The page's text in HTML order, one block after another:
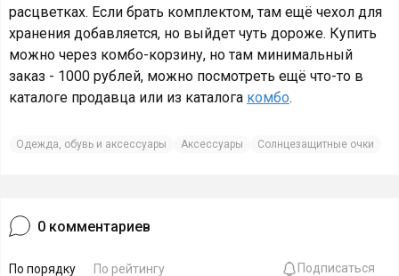
расцветках. Если брать комплектом, там ещё чехол для
хранения добавляется, но выйдет чуть дороже. Купить
можно через комбо-корзину, но там минимальный
заказ - 1000 рублей, можно посмотреть ещё что-то в
каталоге продавца или из каталога комбо.
Одежда, обувь и аксессуары Аксессуары Солнцезащитные очки
0 комментариев
По порядку По рейтингу Подписаться